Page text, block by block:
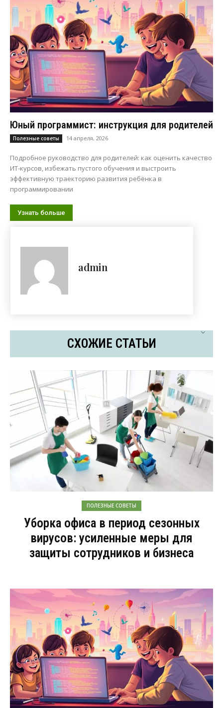
Юный программист: инструкция для родителей
Полезные советы 14 апреля, 2026
Подробное руководство для родителей: как оценить качество
ИТ-курсов, избежать пустого обучения и выстроить
эффективную траекторию развития ребёнка в
программировании
Узнать больше
admin
СХОЖИЕ СТАТЬИ
ПОЛЕЗНЫЕ СОВЕТЫ
Уборка офиса в период сезонных
вирусов: усиленные меры для
защиты сотрудников и бизнеса